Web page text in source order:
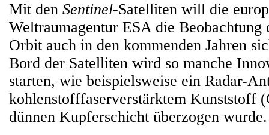
Mit den Sentinel-Satelliten will die
Weltraumagentur ESA die Beobachtung
Orbit auch in den kommenden Jahren
Bord der Satelliten wird so manche
starten, wie beispielsweise ein Radar-
kohlenstofffaserverstärktem Kunststoff
dünnen Kupferschicht überzogen wurde.